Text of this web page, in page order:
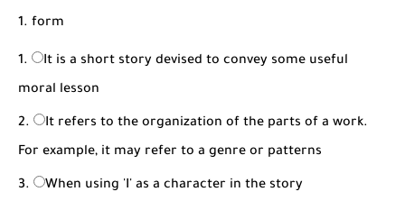
1. form
It is a short story devised to convey some useful
moral lesson
It refers to the organization of the parts of a work.
For example, it may refer to a genre or patterns
When using 'I' as a character in the story